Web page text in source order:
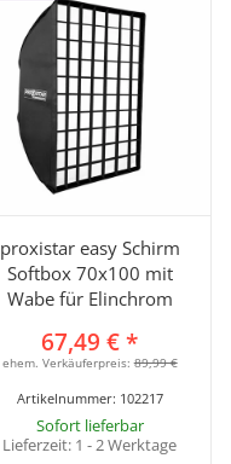
proxistar easy Schirm
Softbox 70x100 mit
Wabe für Elinchrom
67,49 €*
ehem. Verkäuferpreis:89,99 €
Artikelnummer: 102217
Sofort lieferbar
Lieferzeit: 1 - 2 Werktage